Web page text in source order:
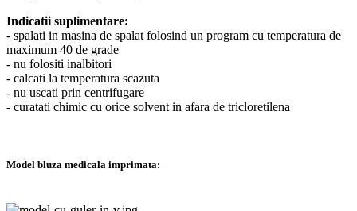
Indicatii suplimentare:
- spalati in masina de spalat folosind un program cu temperatura de
maximum 40 de grade
- nu folositi inalbitori
- calcati la temperatura scazuta
- nu uscati prin centrifugare
- curatati chimic cu orice solvent in afara de tricloretilena
Model bluza medicala imprimata: